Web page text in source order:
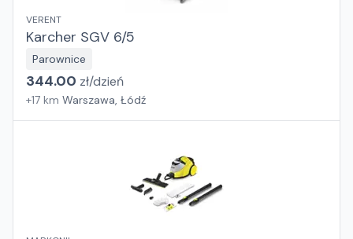
VERENT
Karcher SGV 6/5
Parownice
344.00 zł/dzień
+17 km Warszawa, Łódź